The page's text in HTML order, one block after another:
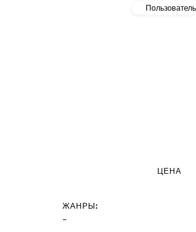
Пользователь
ЦЕНА
ЖАНРЫ:
-